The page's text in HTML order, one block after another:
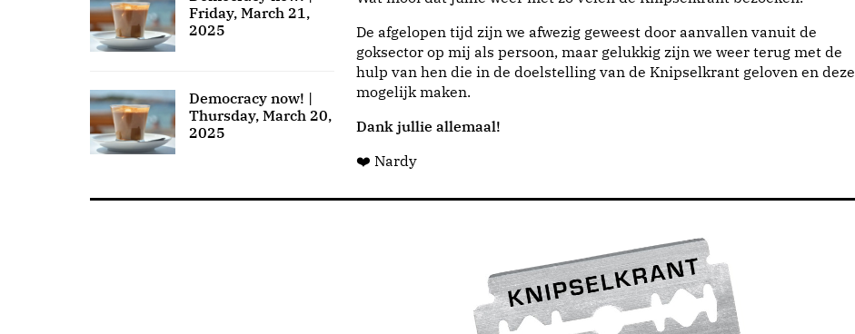
Friday, March 21,
2025
Democracy now! |
Thursday, March 20,
2025
De afgelopen tijd zijn we afwezig geweest door aanvallen vanuit de
goksector op mij als persoon, maar gelukkig zijn we weer terug met de
hulp van hen die in de doelstelling van de Knipselkrant geloven en deze
mogelijk maken.
Dank jullie allemaal!
❤️ Nardy